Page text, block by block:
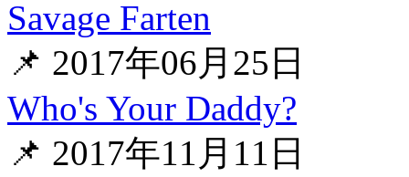
Savage Farten
📌 2017年06月25日
Who's Your Daddy?
📌 2017年11月11日